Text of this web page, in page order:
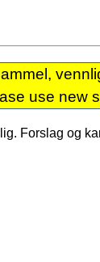
use new
Forslag og